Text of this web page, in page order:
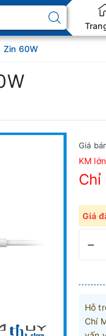
Zin 60W
Giá
KM
Chỉ
Giá
–
Hỗ
Chí